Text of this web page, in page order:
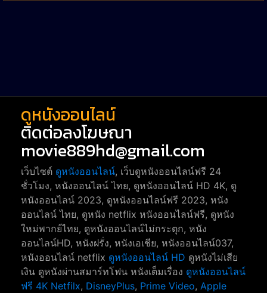
ดูหนังออนไลน์
ติดต่อลงโฆษณา
movie889hd@gmail.com
เว็บไซต์ ดูหนังออนไลน์, เว็บดูหนังออนไลน์ฟรี 24
ชั่วโมง, หนังออนไลน์ ไทย, ดูหนังออนไลน์ HD 4K, ดู
หนังออนไลน์ 2023, ดูหนังออนไลน์ฟรี 2023, หนัง
ออนไลน์ ไทย, ดูหนัง netflix หนังออนไลน์ฟรี, ดูหนัง
ใหม่พากย์ไทย, ดูหนังออนไลน์ไม่กระตุก, หนัง
ออนไลน์HD, หนังฝรั่ง, หนังเอเชีย, หนังออนไลน์037,
หนังออนไลน์ netflix ดูหนังออนไลน์ HD ดูหนังไม่เสีย
เงิน ดูหนังผ่านสมาร์ทโฟน หนังเต็มเรื่อง ดูหนังออนไลน์
ฟรี 4K Netfilx, DisneyPlus, Prime Video, Apple